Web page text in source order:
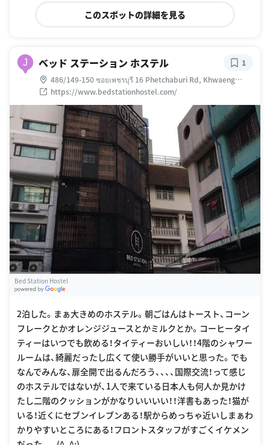
このスポットの詳細を見る
J ベッド ステーション ホステル
486/149-150 ซอยเพชรบุรี 16 Phetchaburi Rd, Khwaeng
Thanon Phetchaburi, Khet Ratchathewi, Krung Thep Maha
Nakhon 10400 タイ
https://www.bedstationhostel.com/
1
Bed Station Hostel
2泊した。まぁ大きめのホステル。朝ごはんはトースト、コーン
フレークとかオレンジジュースとかミルクとか。コーヒータイ
ティーはいつでも飲める！タイティーおいしい！！4階のシャワー
ルームは、綺麗だったし広くて使い勝手がいいと思った。でも
なんでみんな、扉全開で出るんだろう、、、、国際交流！って感じ
のホステルではないが、1人で来ている日本人も何人か見かけ
たし二階のクッションがかなりいいいい！！洋書もあった！猫が
いる！近くにセブンイレブンある！駅からめっちゃ近いしまぁわ
かりやすいところにある！フロントスタッフがすごくイケメン